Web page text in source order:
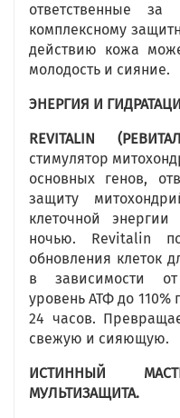
ответственные за
комплексному
действию кожа
молодость и сияние.
ЭНЕРГИЯ И
REVITALIN
стимулятор
основных генов,
защиту
клеточной
ночью. Revitalin
обновления клеток
в зависимости
уровень АТФ до 110%
24 часов.
свежую и сияющую.
ИСТИННЫЙ
МУЛЬТИЗАЩИТА.